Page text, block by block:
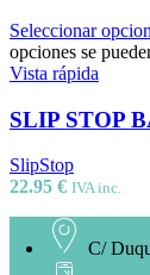
Seleccionar
opciones se
Vista rápida
SLIP STOP
SlipStop
22.95 € IVA inc.
C/